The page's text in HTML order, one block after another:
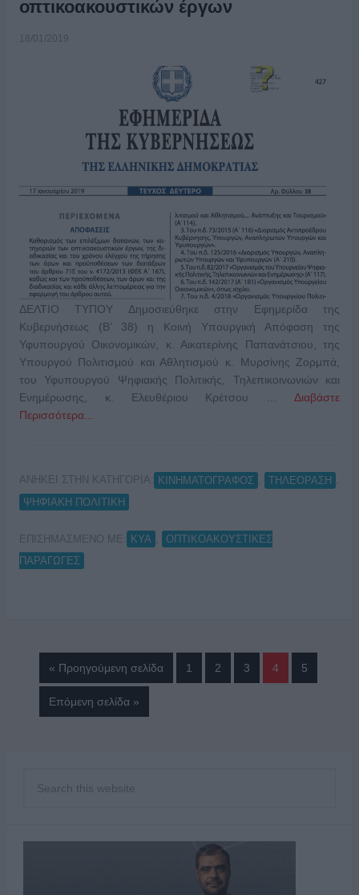
οπτικοακουστικών έργων
18/01/2019
ΔΕΛΤΙΟ ΤΥΠΟΥ Δημοσιεύθηκε στην Εφημερίδα της
Κυβερνήσεως (Β’ 38) η Κοινή Υπουργική Απόφαση της
Υφυπουργού Οικονομικών, κ. Αικατερίνης Παπανάτσιου, της
Υπουργού Πολιτισμού και Αθλητισμού κ. Μυρσίνης Ζορμπά,
του Υφυπουργού Ψηφιακής Πολιτικής, Τηλεπικοινωνιών και
Ενημέρωσης, κ. Ελευθέριου Κρέτσου …Διαβάστε
Περισσότερα...
ΑΝΗΚΕΙ ΣΤΗΝ ΚΑΤΗΓΟΡΙΑ: ΚΙΝΗΜΑΤΟΓΡΑΦΟΣ ΤΗΛΕΟΡΑΣΗ
ΨΗΦΙΑΚΗ ΠΟΛΙΤΙΚΗ
ΕΠΙΣΗΜΑΣΜΕΝΟ ΜΕ: ΚΥΑ
ΟΠΤΙΚΟΑΚΟΥΣΤΙΚΕΣ
ΠΑΡΑΓΩΓΕΣ
« Προηγούμενη σελίδα 1 2 3 4 5
Επόμενη σελίδα »